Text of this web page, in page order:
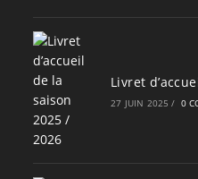
Livret
27 JUIN 2025 / 0